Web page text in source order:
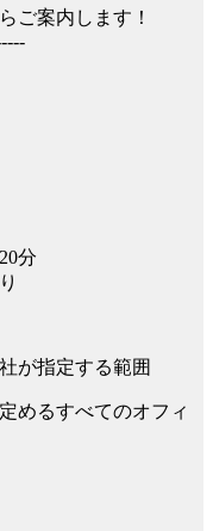
ご案内します！
分
が指定する範囲
めるすべてのオフィ